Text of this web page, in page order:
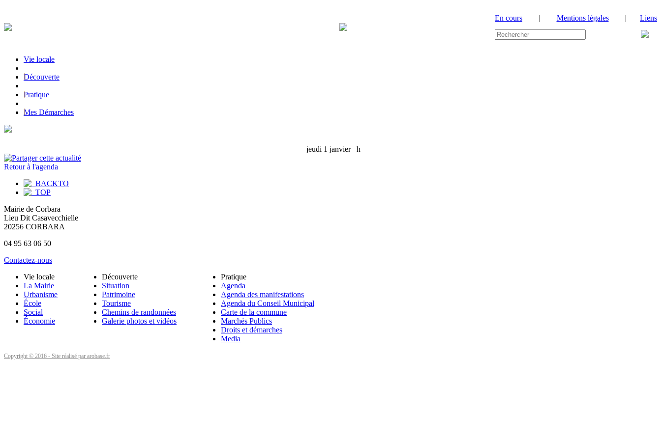
En cours | Mentions légales | Liens
Vie locale
|Découverte
|Pratique
|Mes Démarches
jeudi 1 janvierh
Retour à l'agenda
Mairie de Corbara
Lieu Dit Casavecchielle
20256 CORBARA
04 95 63 06 50
Contactez-nous
Vie locale
La Mairie
Urbanisme
École
Social
Économie
Découverte
Situation
Patrimoine
Tourisme
Chemins de randonnées
Galerie photos et vidéos
Pratique
Agenda
Agenda des manifestations
Agenda du Conseil Municipal
Carte de la commune
Marchés Publics
Droits et démarches
Media
Copyright © 2016 - Site réalisé par arobase.fr